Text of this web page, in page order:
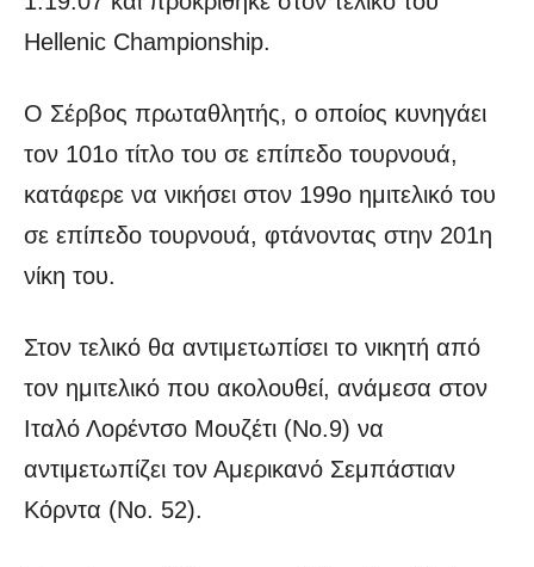
Hellenic Championship.
Ο Σέρβος πρωταθλητής, ο οποίος κυνηγάει
τον 101ο τίτλο του σε επίπεδο τουρνουά,
κατάφερε να νικήσει στον 199ο ημιτελικό του
σε επίπεδο τουρνουά, φτάνοντας στην 201η
νίκη του.
Στον τελικό θα αντιμετωπίσει το νικητή από
τον ημιτελικό που ακολουθεί, ανάμεσα στον
Ιταλό Λορέντσο Μουζέτι (Νο.9) να
αντιμετωπίζει τον Αμερικανό Σεμπάστιαν
Κόρντα (Νο. 52).